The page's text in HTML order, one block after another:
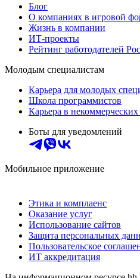
Блог
О компаниях в игровой
Жизнь в компании
ИТ-проекты
Рейтинг работодателей
Молодым специалистам
Карьера для молодых
Школа программистов
Карьера в
Боты для уведомлений
Мобильное приложение
Этика и комплаенс
Оказание услуг
Использование сайтов
Защита персональных
Пользовательское
ИТ аккредитация